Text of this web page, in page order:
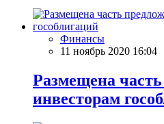
Финансы
11 ноябрь 2020 16:04
Размещена
инвесторам